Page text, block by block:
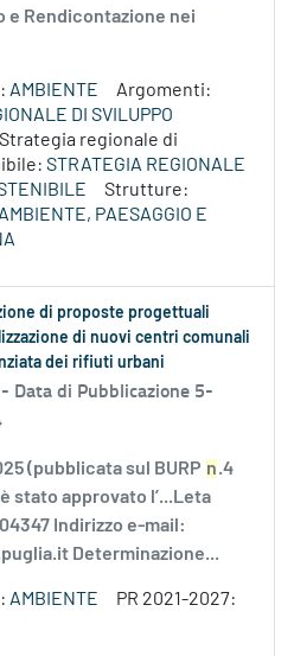
e Rendicontazione nei
AMBIENTE
Argomenti:
DI SVILUPPO
Strategia regionale di
STRATEGIA REGIONALE
Strutture:
PAESAGGIO E
di proposte progettuali
di nuovi centri comunali
dei rifiuti urbani
Data di Pubblicazione 5-
(pubblicata sul BURP n.4
stato approvato l’...Leta
Indirizzo e-mail:
Determinazione...
AMBIENTE
PR 2021-2027: